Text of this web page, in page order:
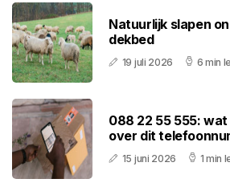
Natuurlijk slapen
dekbed
19 juli 2026 6 min
088 22 55 555:
over dit
15 juni 2026 1 min